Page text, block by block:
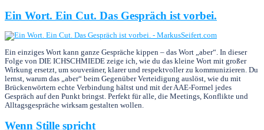
Ein Wort. Ein Cut. Das Gespräch ist vorbei.
Ein einziges Wort kann ganze Gespräche kippen – das Wort „aber“. In dieser
Folge von DIE ICHSCHMIEDE zeige ich, wie du das kleine Wort mit großer
Wirkung ersetzt, um souveräner, klarer und respektvoller zu kommunizieren. Du
lernst, warum das „aber“ beim Gegenüber Verteidigung auslöst, wie du mit
Brückenwörtern echte Verbindung hältst und mit der AAE-Formel jedes
Gespräch auf den Punkt bringst. Perfekt für alle, die Meetings, Konflikte und
Alltagsgespräche wirksam gestalten wollen.
Wenn Stille spricht